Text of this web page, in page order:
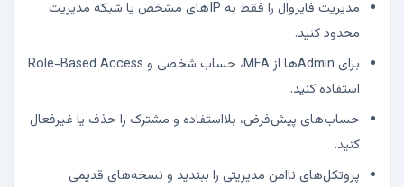
مدیریت فایروال را فقط به IPهای مشخص یا شبکه مدیریت
محدود کنید.
برای Adminها از MFA، حساب شخصی و Role-Based Access
استفاده کنید.
حساب‌های پیش‌فرض، بلااستفاده و مشترک را حذف یا غیرفعال
کنید.
پروتکل‌های ناامن مدیریتی را ببندید و نسخه‌های قدیمی